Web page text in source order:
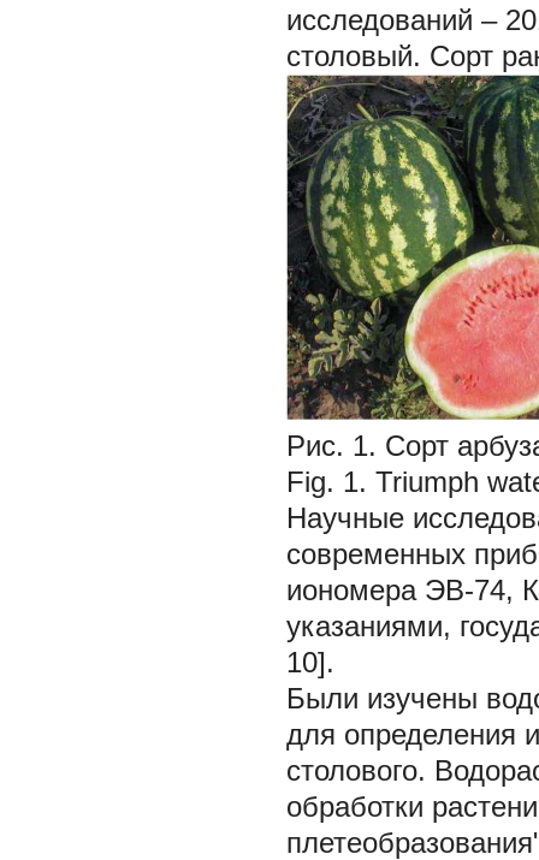
исследований –
столовый. Сорт
Рис. 1. Сорт
Fig. 1. Triumph
Научные
современных
иономера ЭВ-74,
указаниями,
10].
Были изучены
для определения
столового.
обработки